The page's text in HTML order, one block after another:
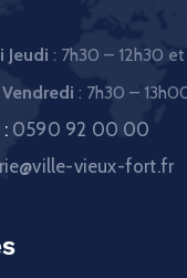
Jeudi : 7h30 – 12h30
: 7h30 –
0590 92 00 00
vieux-fort.fr